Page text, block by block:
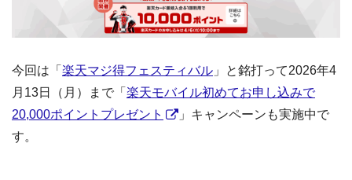
今回は「 楽天マジ得フェスティバル 」と銘打って2026年4
月13日（月）まで「 楽天モバイル初めてお申し込みで
20,000ポイントプレゼント
」キャンペーンも実施中で
す。